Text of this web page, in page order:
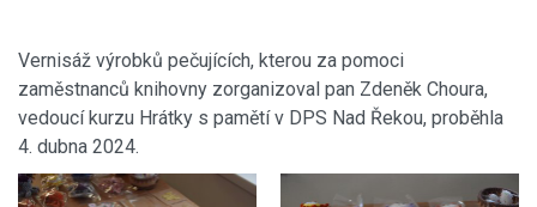
Vernisáž výrobků pečujících, kterou za pomoci
zaměstnanců knihovny zorganizoval pan Zdeněk Choura,
vedoucí kurzu Hrátky s pamětí v DPS Nad Řekou, proběhla
4. dubna 2024.